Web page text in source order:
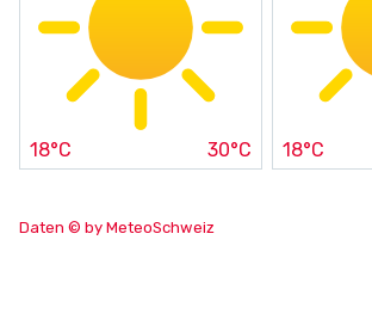
18°C 30°C 18°C
Daten © by MeteoSchweiz